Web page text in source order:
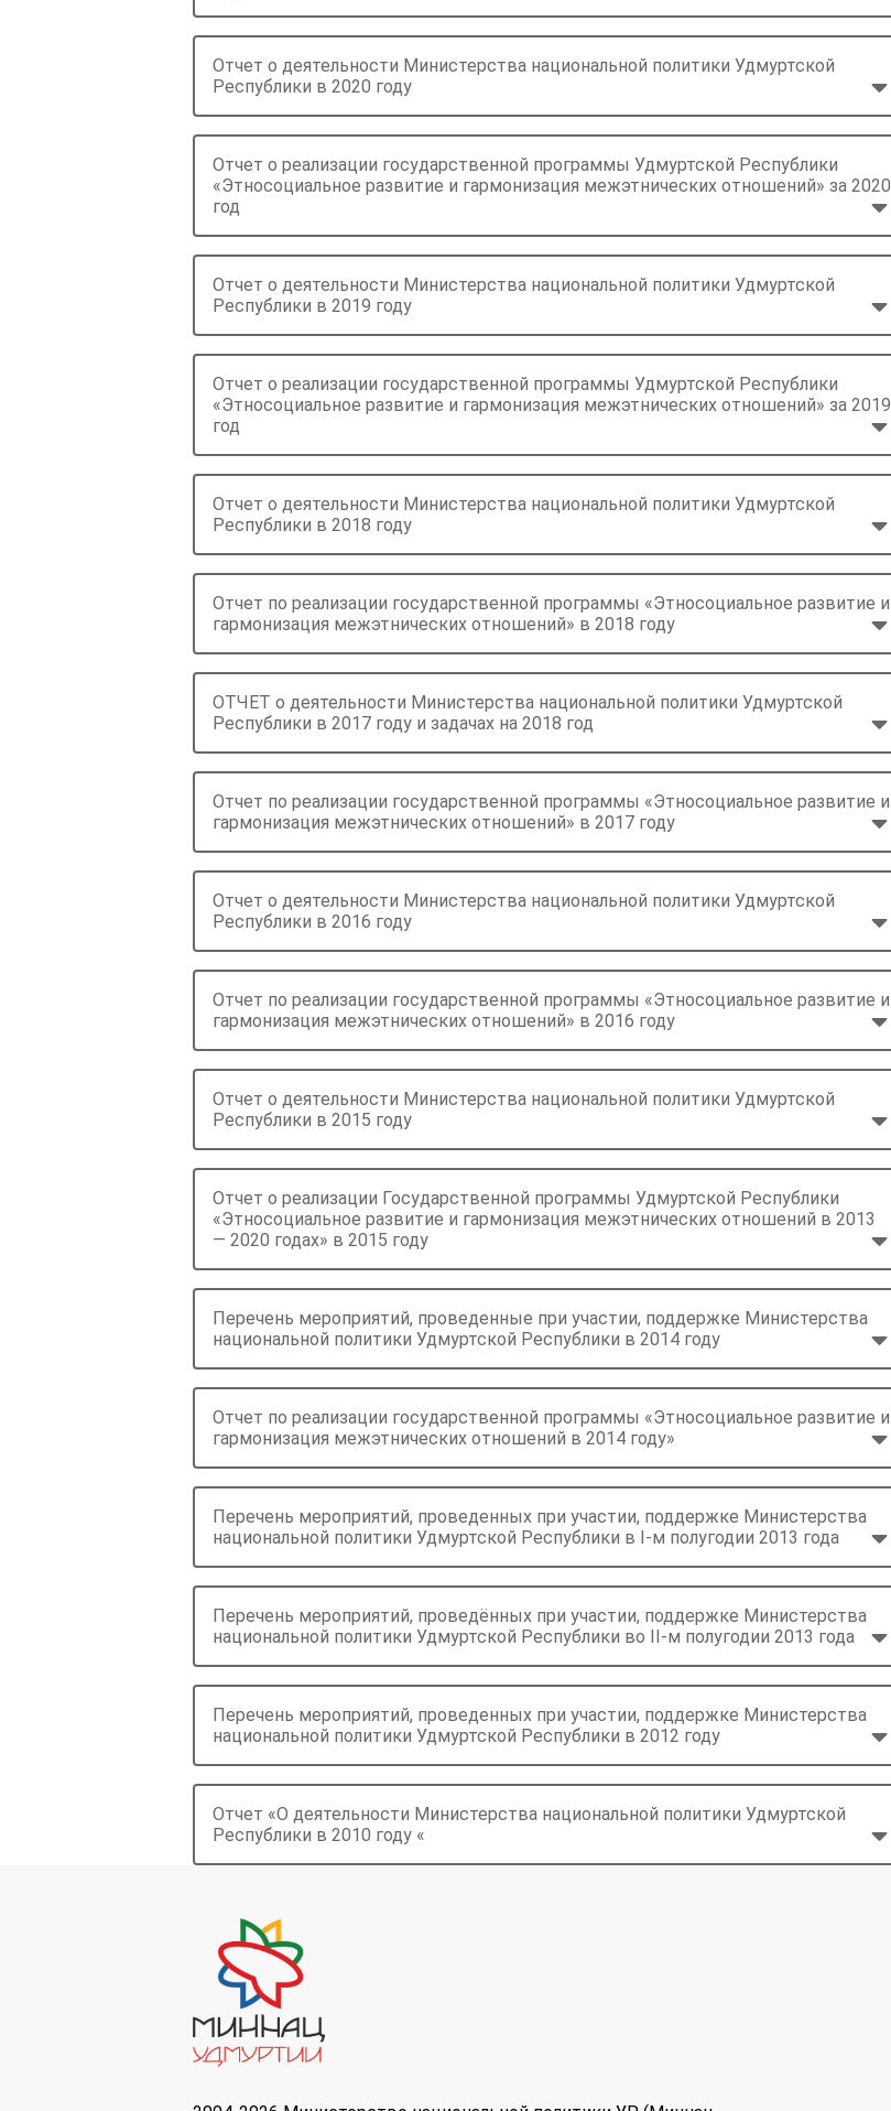
Отчет о деятельности Министерства национальной политики Удмуртской
Республики в 2020 году
Отчет о реализации государственной программы Удмуртской Республики
«Этносоциальное развитие и гармонизация межэтнических отношений» за 2020
год
Отчет о деятельности Министерства национальной политики Удмуртской
Республики в 2019 году
Отчет о реализации государственной программы Удмуртской Республики
«Этносоциальное развитие и гармонизация межэтнических отношений» за 2019
год
Отчет о деятельности Министерства национальной политики Удмуртской
Республики в 2018 году
Отчет по реализации государственной программы «Этносоциальное развитие и
гармонизация межэтнических отношений» в 2018 году
ОТЧЕТ о деятельности Министерства национальной политики Удмуртской
Республики в 2017 году и задачах на 2018 год
Отчет по реализации государственной программы «Этносоциальное развитие и
гармонизация межэтнических отношений» в 2017 году
Отчет о деятельности Министерства национальной политики Удмуртской
Республики в 2016 году
Отчет по реализации государственной программы «Этносоциальное развитие и
гармонизация межэтнических отношений» в 2016 году
Отчет о деятельности Министерства национальной политики Удмуртской
Республики в 2015 году
Отчет о реализации Государственной программы Удмуртской Республики
«Этносоциальное развитие и гармонизация межэтнических отношений в 2013
— 2020 годах» в 2015 году
Перечень мероприятий, проведенные при участии, поддержке Министерства
национальной политики Удмуртской Республики в 2014 году
Отчет по реализации государственной программы «Этносоциальное развитие и
гармонизация межэтнических отношений в 2014 году»
Перечень мероприятий, проведенных при участии, поддержке Министерства
национальной политики Удмуртской Республики в I-м полугодии 2013 года
Перечень мероприятий, проведённых при участии, поддержке Министерства
национальной политики Удмуртской Республики во II-м полугодии 2013 года
Перечень мероприятий, проведенных при участии, поддержке Министерства
национальной политики Удмуртской Республики в 2012 году
Отчет «О деятельности Министерства национальной политики Удмуртской
Республики в 2010 году «